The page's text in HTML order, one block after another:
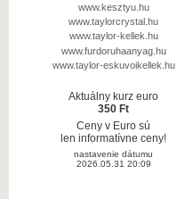
www.kesztyu.hu
www.taylorcrystal.hu
www.taylor-kellek.hu
www.furdoruhaanyag.hu
www.taylor-eskuvoikellek.hu
Aktuálny kurz euro
350 Ft
Ceny v Euro sú
len informatívne ceny!
nastavenie dátumu
2026.05.31 20:09